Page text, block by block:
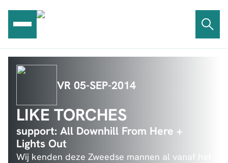
inhoud
VR 05-SEP-2014
LIKE TORCHES
support: All Downhill From Here +
Lights Out
Wij kenden deze Zweedse mannen al vanaf het